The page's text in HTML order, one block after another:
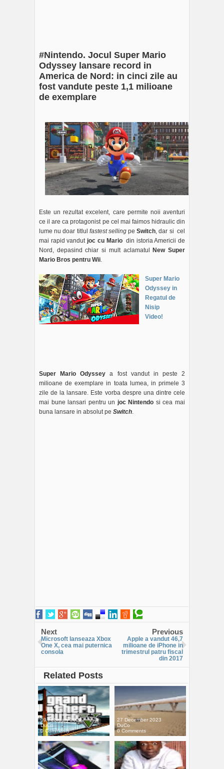
#Nintendo. Jocul Super Mario
Odyssey lansare record in
America de Nord: in cinci zile au
fost vandute peste 1,1 milioane
de exemplare
Este un rezultat excelent, care permite noii aventuri
ce il are ca protagonist pe cel mai faimos hidraulic din
lume nu doar titlul fastest sellingpe Switch, dar si cel
mai rapid vandutjoc cu Mariodin istoria Americii de
Nord, depasind chiar si mult aclamatul
New Super
Mario Bros pentru Wii.
Super Mario
Odyssey in
Regatul de
Nisip
Video!
Super Mario Odysseya fost vandut in peste 2
milioane de exemplare in toata lumea, in primele 3
zile de la lansare. Este vorba despre una dintre cele
mai bune lansari pentru un joc Nintendo si cea mai
buna lansare in absolut pe Switch.
Next
Microsoft lanseaza Xbox
One X, cea mai puternica
consola
Previous
Apple a vandut 46,7
milioane de iPhone in
trimestrul patru fiscal
din 2017
Related Posts
09 February 2021
DuCo
0 Comments
27 December 2023
DuCo
0 Comments